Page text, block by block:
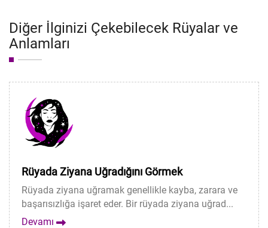
Diğer İlginizi Çekebilecek Rüyalar ve
Anlamları
Rüyada Ziyana Uğradığını Görmek
Rüyada ziyana uğramak genellikle kayba, zarara ve
başarısızlığa işaret eder. Bir rüyada ziyana uğrad...
Devamı